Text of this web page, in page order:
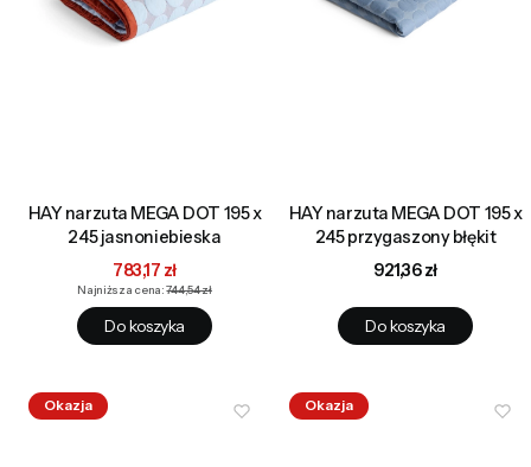
HAY narzuta MEGA DOT 195 x
245 jasnoniebieska
Cena promocyjna
783,17 zł
Najniższa cena: 744,54 zł
Do koszyka
HAY narzuta MEGA DOT 195 x
245 przygaszony błękit
Cena
921,36 zł
Do koszyka
Okazja Okazja